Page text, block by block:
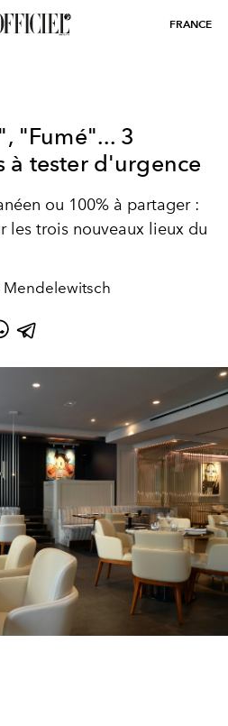
FRANCE
"Fumé"... 3
à tester d'urgence
ou 100% à partager :
les trois nouveaux lieux du